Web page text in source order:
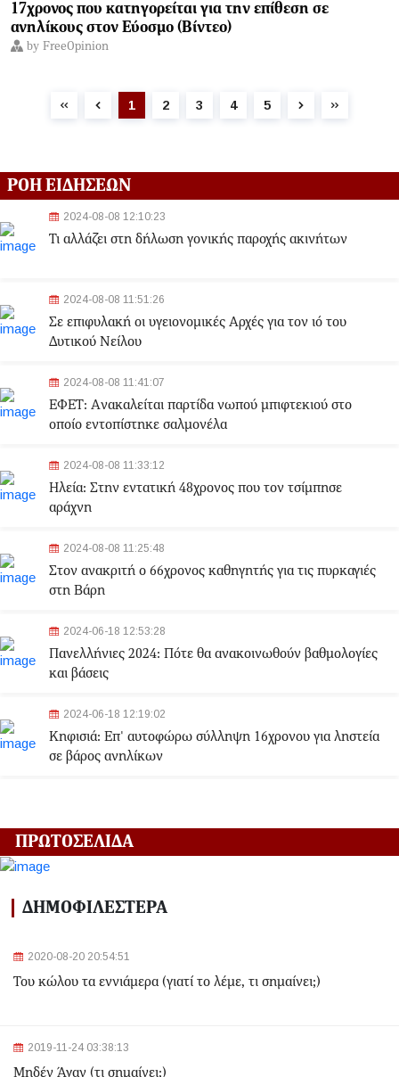
17χρονος που κατηγορείται για την επίθεση σε
ανηλίκους στον Εύοσμο (Βίντεο)
by FreeOpinion
1 2 3 4 5
ΡΟΗ ΕΙΔΗΣΕΩΝ
2024-08-08 12:10:23
Τι αλλάζει στη δήλωση γονικής παροχής ακινήτων
2024-08-08 11:51:26
Σε επιφυλακή οι υγειονομικές Αρχές για τον ιό του
Δυτικού Νείλου
2024-08-08 11:41:07
ΕΦΕΤ: Aνακαλείται παρτίδα νωπού μπιφτεκιού στο
οποίο εντοπίστηκε σαλμονέλα
2024-08-08 11:33:12
Ηλεία: Στην εντατική 48χρονος που τον τσίμπησε
αράχνη
2024-08-08 11:25:48
Στον ανακριτή ο 66χρονος καθηγητής για τις πυρκαγιές
στη Βάρη
2024-06-18 12:53:28
Πανελλήνιες 2024: Πότε θα ανακοινωθούν βαθμολογίες
και βάσεις
2024-06-18 12:19:02
Κηφισιά: Eπ' αυτοφώρω σύλληψη 16χρονου για ληστεία
σε βάρος ανηλίκων
Αλλαγές στα δρομολόγια του Μετρό και του Τραμ λόγω
2024-03-22 11:07:47
Ομόνοια: Ριφιφί σε κοσμηματοπωλείο - Άρπαξαν
2024-03-22 10:52:10
Σεισμός 4,7 Ρίχτερ ανοιχτά της Κέρκυρας
ΠΡΩΤΟΣΕΛΙΔΑ
ΔΗΜΟΦΙΛΕΣΤΕΡΑ
2020-08-20 20:54:51
Του κώλου τα εννιάμερα (γιατί το λέμε, τι σημαίνει;)
2019-11-24 03:38:13
Μηδέν Άγαν (τι σημαίνει;)